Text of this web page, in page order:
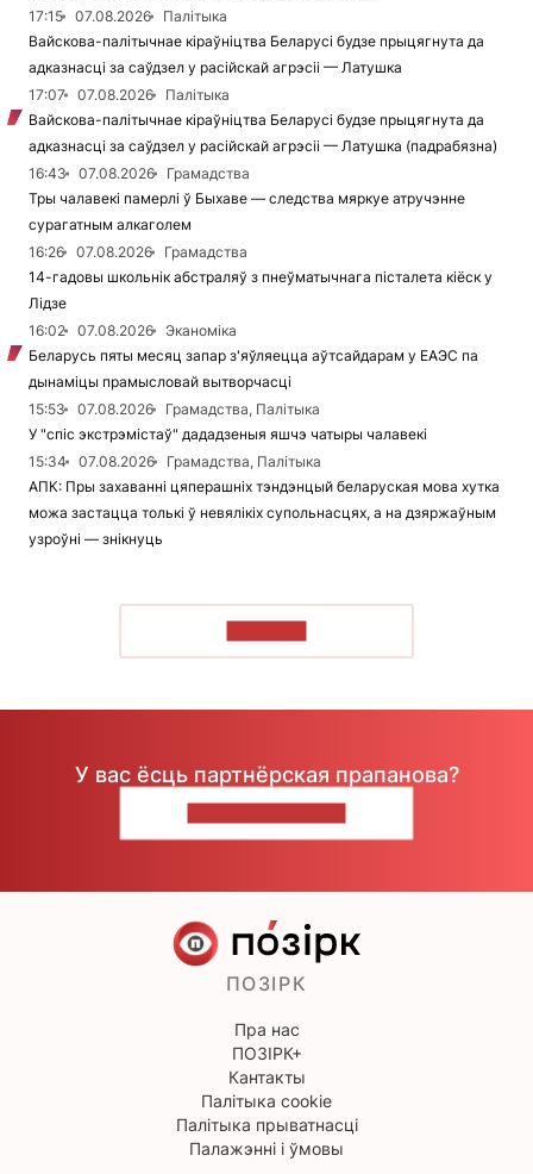
17:15
07.08.2026
Палітыка
Вайскова-палітычнае кіраўніцтва Беларусі будзе прыцягнута да
адказнасці за саўдзел у расійскай агрэсіі — Латушка
17:07
07.08.2026
Палітыка
Вайскова-палітычнае кіраўніцтва Беларусі будзе прыцягнута да
адказнасці за саўдзел у расійскай агрэсіі — Латушка (падрабязна)
16:43
07.08.2026
Грамадства
Тры чалавекі памерлі ў Быхаве — следства мяркуе атручэнне
сурагатным алкаголем
16:26
07.08.2026
Грамадства
14-гадовы школьнік абстраляў з пнеўматычнага пісталета кіёск у
Лідзе
16:02
07.08.2026
Эканоміка
Беларусь пяты месяц запар з'яўляецца аўтсайдарам у ЕАЭС па
дынаміцы прамысловай вытворчасці
15:53
07.08.2026
Грамадства, Палітыка
У "спіс экстрэмістаў" дададзеныя яшчэ чатыры чалавекі
15:34
07.08.2026
Грамадства, Палітыка
АПК: Пры захаванні цяперашніх тэндэнцый беларуская мова хутка
можа застацца толькі ў невялікіх супольнасцях, а на дзяржаўным
узроўні — знікнуць
У вас ёсць партнёрская прапанова?
ПОЗІРК
Пра нас
ПОЗІРК+
Кантакты
Палітыка cookie
Палітыка прыватнасці
Палажэнні і ўмовы